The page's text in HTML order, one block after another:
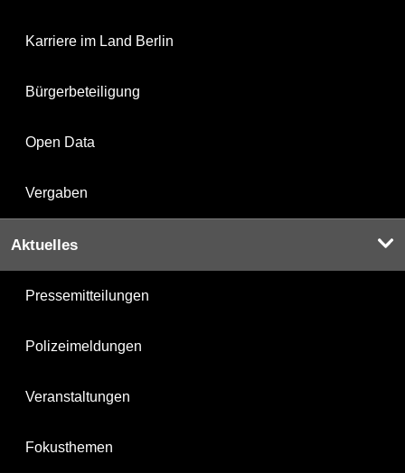
Karriere im Land Berlin
Bürgerbeteiligung
Open Data
Vergaben
Aktuelles
Pressemitteilungen
Polizeimeldungen
Veranstaltungen
Fokusthemen